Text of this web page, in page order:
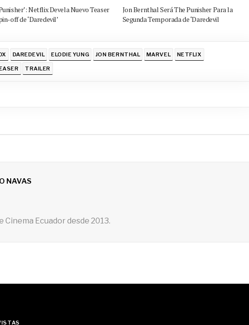
Netflix Devela Nuevo Teaser
off de ‘Daredevil’
Jon Bernthal Será The Punisher Para la
Segunda Temporada de ‘Daredevil
DAREDEVIL ELODIE YUNG JON BERNTHAL MARVEL NETFLIX
TRAILER
NAVAS
Cinema Ecuador desde 2013.